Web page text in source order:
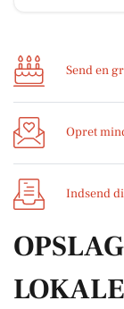
Send en
Opret
Indsend